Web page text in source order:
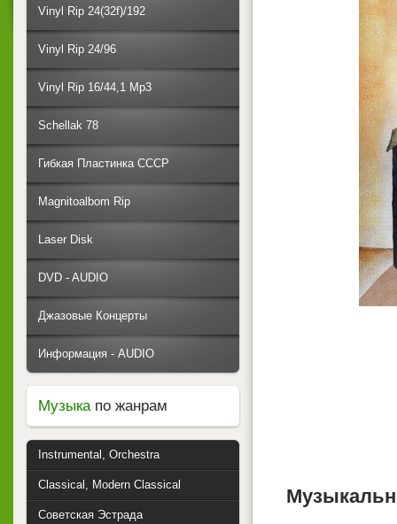
Vinyl Rip 24(32f)/192
Vinyl Rip 24/96
Vinyl Rip 16/44,1 Mp3
Schellak 78
Гибкая Пластинка СССР
Magnitoalbom Rip
Laser Disk
DVD - AUDIO
Джазовые Концерты
Информация - AUDIO
Музыкапо жанрам
Instrumental, Orchestra
Classical, Modern Classical
Советская Эстрада